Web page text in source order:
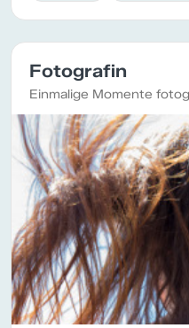
Fotografin
Einmalige Momente